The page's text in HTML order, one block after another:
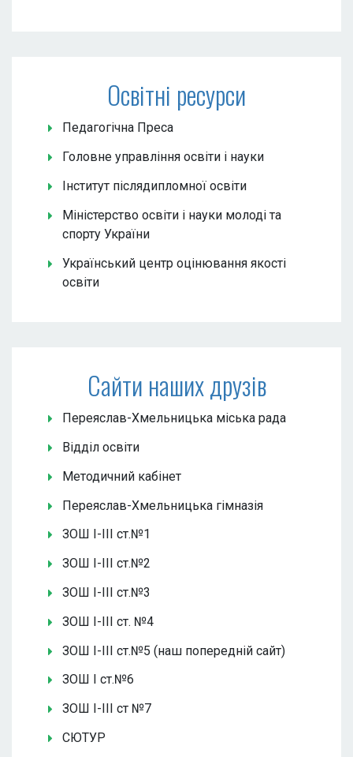
Освітні ресурси
Педагогічна Преса
Головне управління освіти і науки
Інститут післядипломної освіти
Міністерство освіти і науки молоді та
спорту України
Український центр оцінювання якості
освіти
Сайти наших друзів
Переяслав-Хмельницька міська рада
Відділ освіти
Методичний кабінет
Переяслав-Хмельницька гімназія
ЗОШ І-ІІІ ст.№1
ЗОШ І-ІІІ ст.№2
ЗОШ І-ІІІ ст.№3
ЗОШ І-ІІІ ст. №4
ЗОШ І-ІІІ ст.№5 (наш попередній сайт)
ЗОШ І ст.№6
ЗОШ І-ІІІ ст №7
СЮТУР